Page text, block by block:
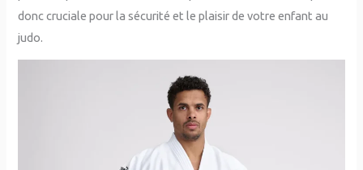
donc cruciale pour la sécurité et le plaisir de votre enfant au
judo.